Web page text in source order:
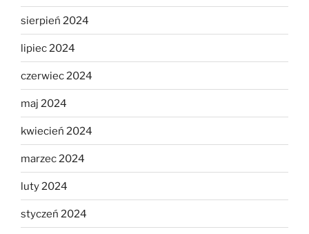
sierpień 2024
lipiec 2024
czerwiec 2024
maj 2024
kwiecień 2024
marzec 2024
luty 2024
styczeń 2024